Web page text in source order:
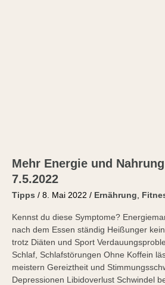
Mehr Energie und
7.5.2022
Tipps / 8. Mai 2022 / Ernährung,
Kennst du diese Symptome?
nach dem Essen ständig Heißunger
trotz Diäten und Sport
Schlaf, Schlafstörungen Ohne Koffein
meistern Gereiztheit und
Depressionen Libidoverlust Schwindel